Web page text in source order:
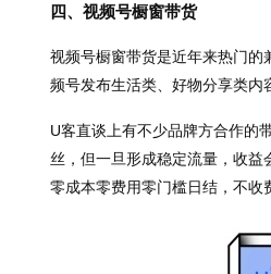
四、视频号橱窗带货
视频号橱窗带货是近年来热门
频号发布生活类、好物分享类
U客直谈上有不少品牌方合作的
丝，但一旦形成稳定流量，收
零成本零费用零门槛日结，不收